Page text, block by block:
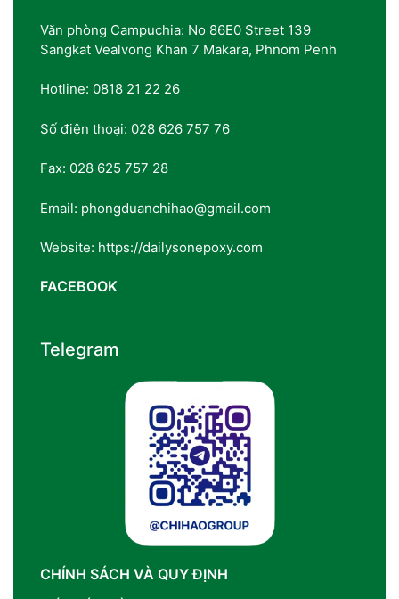
Văn phòng Campuchia: No 86E0 Street 139
Sangkat Vealvong Khan 7 Makara, Phnom Penh
Hotline: 0818 21 22 26
Số điện thoại: 028 626 757 76
Fax: 028 625 757 28
Email: phongduanchihao@gmail.com
Website: https://dailysonepoxy.com
FACEBOOK
Telegram
CHÍNH SÁCH VÀ QUY ĐỊNH